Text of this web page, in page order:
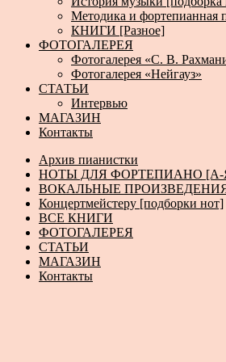
Методика и фортепианная
КНИГИ [Разное]
ФОТОГАЛЕРЕЯ
Фотогалерея «С. В.
Фотогалерея «Нейгауз»
СТАТЬИ
Интервью
МАГАЗИН
Контакты
Архив пианистки
НОТЫ ДЛЯ ФОРТЕПИАНО [А-
ВОКАЛЬНЫЕ
Концертмейстеру [подборки нот]
ВСЕ КНИГИ
ФОТОГАЛЕРЕЯ
СТАТЬИ
МАГАЗИН
Контакты